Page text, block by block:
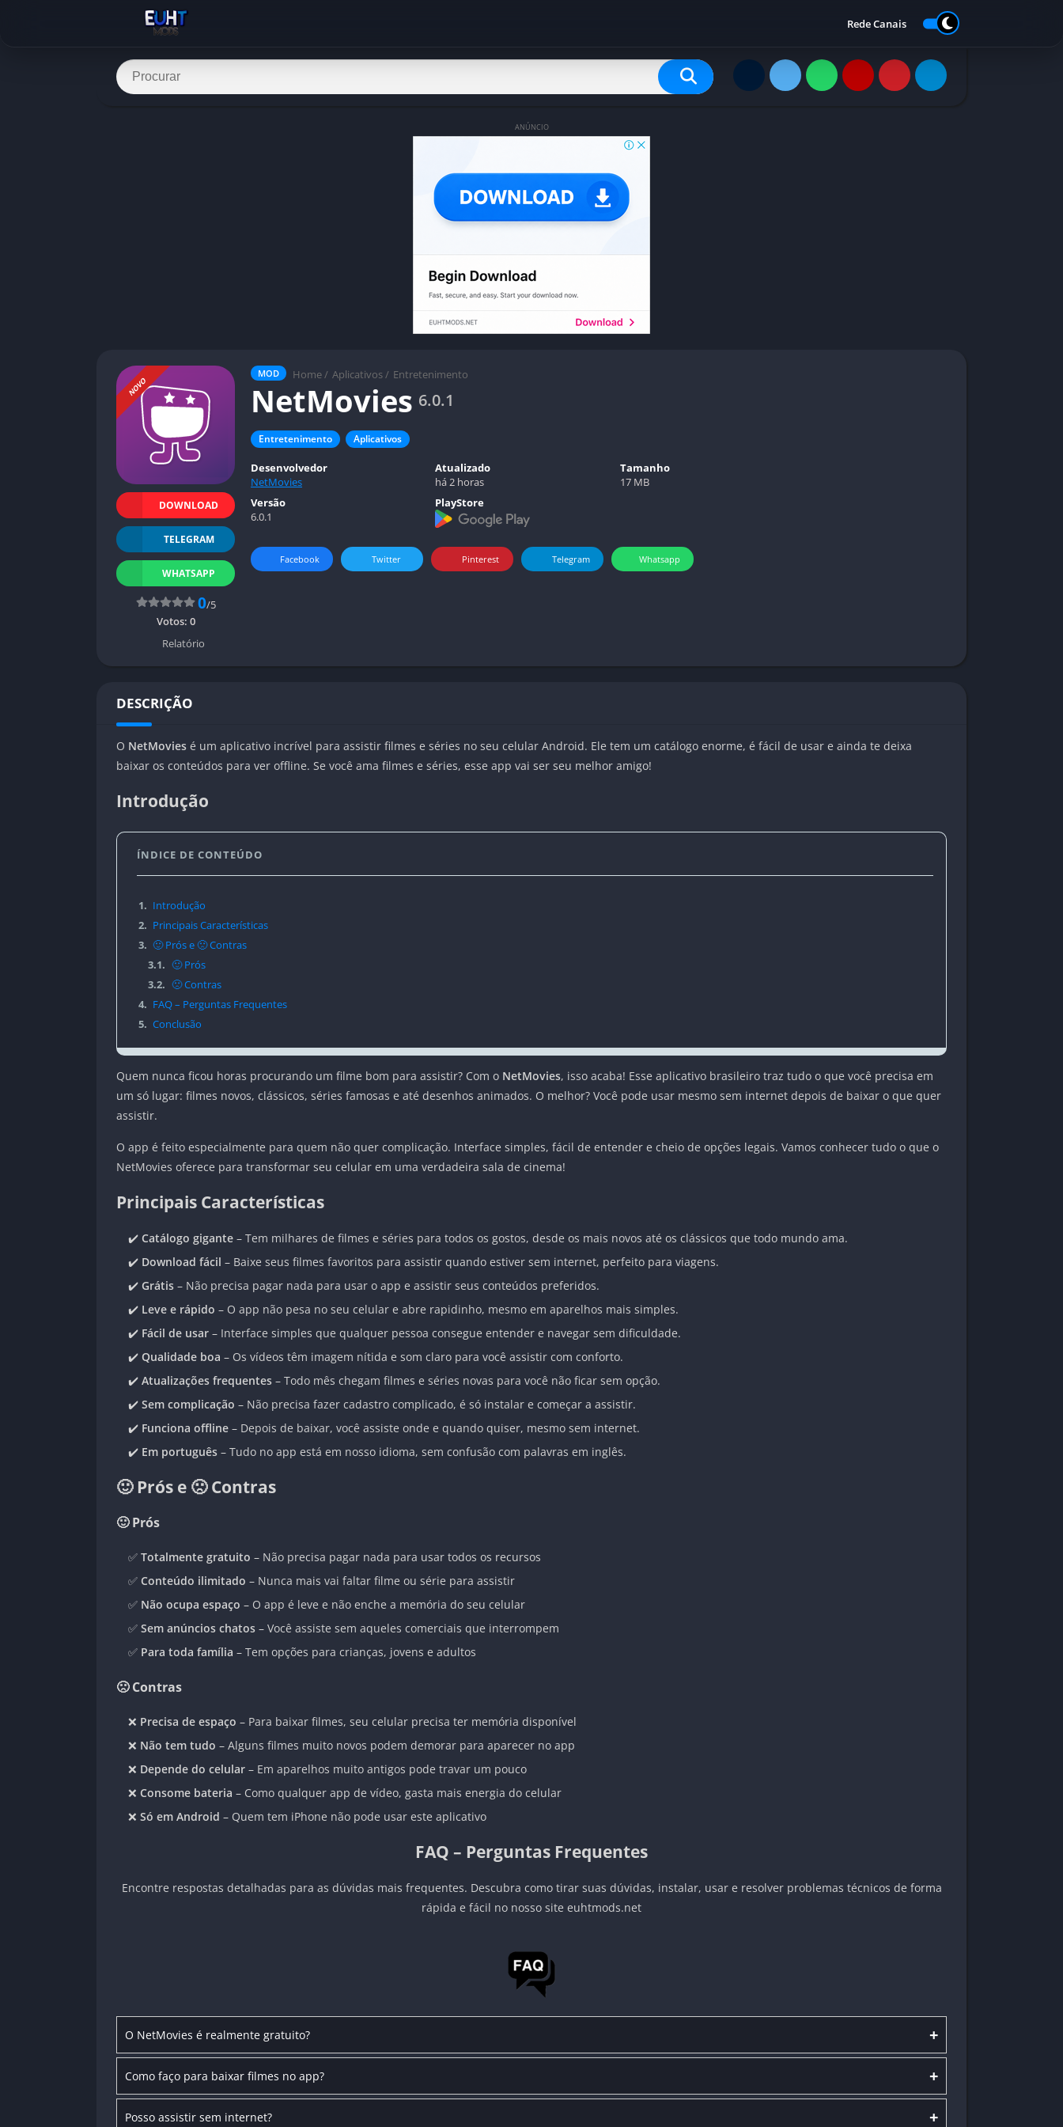
Rede Canais
ANÚNCIO
MOD Home / Aplicativos / Entretenimento
NetMovies 6.0.1
Entretenimento Aplicativos
NOVO
DOWNLOAD
TELEGRAM
WHATSAPP
0/5
Votos: 0
Relatório
Desenvolvedor
NetMovies
Atualizado
há 2 horas
Tamanho
17 MB
Versão
6.0.1
PlayStore
Facebook Twitter Pinterest Telegram Whatsapp
DESCRIÇÃO
O NetMovies é um aplicativo incrível para assistir filmes e séries no seu celular Android. Ele tem um catálogo enorme, é fácil de usar e ainda te deixa
baixar os conteúdos para ver offline. Se você ama filmes e séries, esse app vai ser seu melhor amigo!
Introdução
ÍNDICE DE CONTEÚDO
1. Introdução
2. Principais Características
3. 🙂 Prós e 🙁 Contras
3.1. 🙂 Prós
3.2. 🙁 Contras
4. FAQ – Perguntas Frequentes
5. Conclusão
Quem nunca ficou horas procurando um filme bom para assistir? Com o NetMovies, isso acaba! Esse aplicativo brasileiro traz tudo o que você precisa em
um só lugar: filmes novos, clássicos, séries famosas e até desenhos animados. O melhor? Você pode usar mesmo sem internet depois de baixar o que quer
assistir.
O app é feito especialmente para quem não quer complicação. Interface simples, fácil de entender e cheio de opções legais. Vamos conhecer tudo o que o
NetMovies oferece para transformar seu celular em uma verdadeira sala de cinema!
Principais Características
✔️ Catálogo gigante – Tem milhares de filmes e séries para todos os gostos, desde os mais novos até os clássicos que todo mundo ama.
✔️ Download fácil – Baixe seus filmes favoritos para assistir quando estiver sem internet, perfeito para viagens.
✔️ Grátis – Não precisa pagar nada para usar o app e assistir seus conteúdos preferidos.
✔️ Leve e rápido – O app não pesa no seu celular e abre rapidinho, mesmo em aparelhos mais simples.
✔️ Fácil de usar – Interface simples que qualquer pessoa consegue entender e navegar sem dificuldade.
✔️ Qualidade boa – Os vídeos têm imagem nítida e som claro para você assistir com conforto.
✔️ Atualizações frequentes – Todo mês chegam filmes e séries novas para você não ficar sem opção.
✔️ Sem complicação – Não precisa fazer cadastro complicado, é só instalar e começar a assistir.
✔️ Funciona offline – Depois de baixar, você assiste onde e quando quiser, mesmo sem internet.
✔️ Em português – Tudo no app está em nosso idioma, sem confusão com palavras em inglês.
🙂 Prós e 🙁 Contras
🙂 Prós
✅ Totalmente gratuito – Não precisa pagar nada para usar todos os recursos
✅ Conteúdo ilimitado – Nunca mais vai faltar filme ou série para assistir
✅ Não ocupa espaço – O app é leve e não enche a memória do seu celular
✅ Sem anúncios chatos – Você assiste sem aqueles comerciais que interrompem
✅ Para toda família – Tem opções para crianças, jovens e adultos
🙁 Contras
❌ Precisa de espaço – Para baixar filmes, seu celular precisa ter memória disponível
❌ Não tem tudo – Alguns filmes muito novos podem demorar para aparecer no app
❌ Depende do celular – Em aparelhos muito antigos pode travar um pouco
❌ Consome bateria – Como qualquer app de vídeo, gasta mais energia do celular
❌ Só em Android – Quem tem iPhone não pode usar este aplicativo
FAQ – Perguntas Frequentes
Encontre respostas detalhadas para as dúvidas mais frequentes. Descubra como tirar suas dúvidas, instalar, usar e resolver problemas técnicos de forma
rápida e fácil no nosso site euhtmods.net
+
O NetMovies é realmente gratuito?
+
Como faço para baixar filmes no app?
+
Posso assistir sem internet?